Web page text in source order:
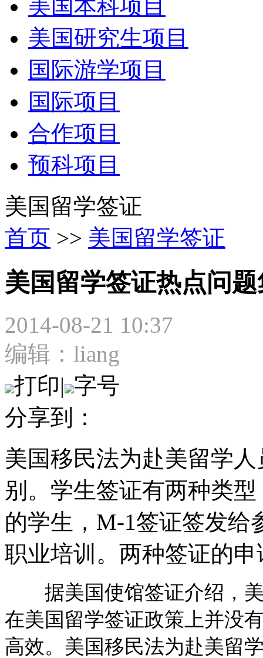
美国本科项目
美国研究生项目
国际游学项目
国际项目
合作项目
预科项目
美国留学签证
首页 >> 美国留学签证
美国留学签证热点问
2014-08-21 10:37
编辑：liang
打印| 字号
分享到：
美国移民法为赴美留学
别。学生签证有两种类
的学生，M-1签证签发给
职业培训。两种签证的
据美国使馆签证介绍，美
在美国留学签证政策上并没
高效。美国移民法为赴美留